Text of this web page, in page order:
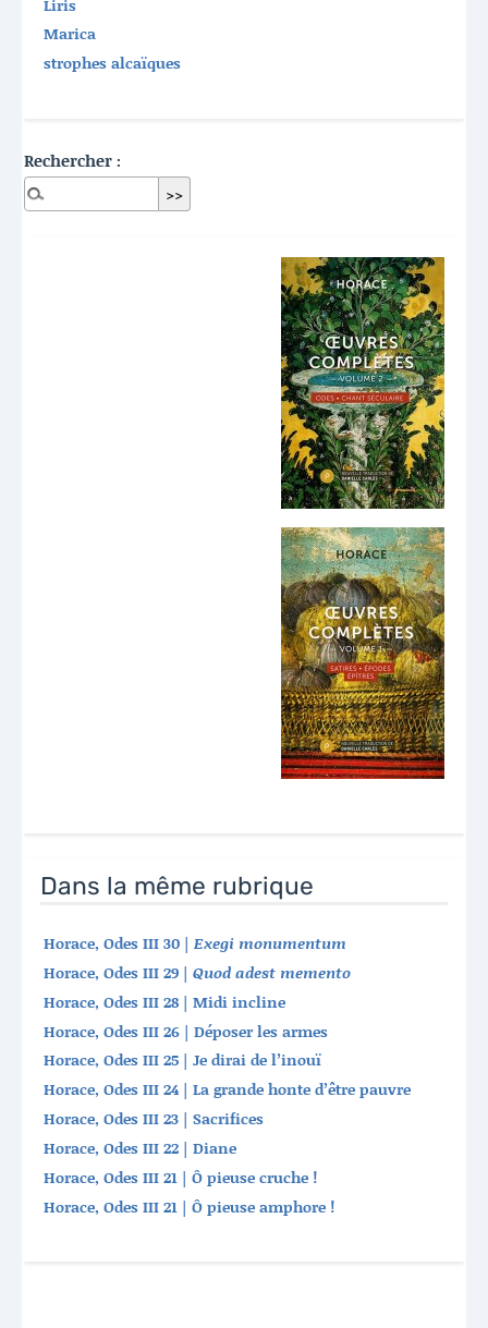
Marica
strophes alcaïques
Rechercher :
Dernières publications
Dans la même rubrique
Horace, Odes III 30 | Exegi monumentum
Horace, Odes III 29 | Quod adest memento
Horace, Odes III 28 | Midi incline
Horace, Odes III 26 | Déposer les armes
Horace, Odes III 25 | Je dirai de l’inouï
Horace, Odes III 24 | La grande honte d’être pauvre
Horace, Odes III 23 | Sacrifices
Horace, Odes III 22 | Diane
Horace, Odes III 21 | Ô pieuse cruche !
Horace, Odes III 21 | Ô pieuse amphore !